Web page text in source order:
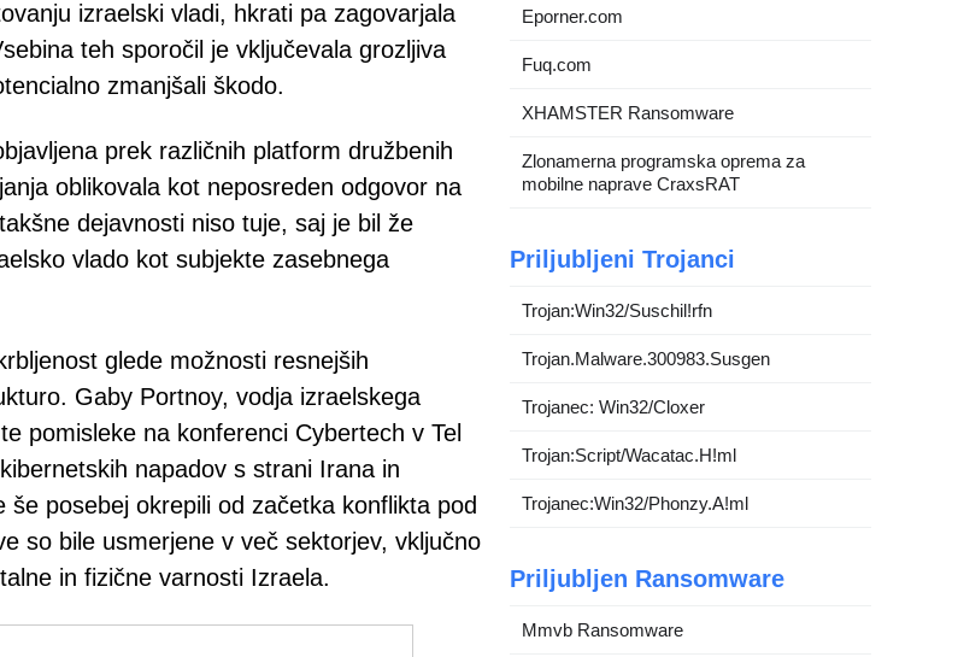
izraelski vladi, hkrati pa zagovarjala
teh sporočil je vključevala grozljiva
zmanjšali škodo.
prek različnih platform družbenih
oblikovala kot neposreden odgovor na
dejavnosti niso tuje, saj je bil že
vlado kot subjekte zasebnega
glede možnosti resnejših
Gaby Portnoy, vodja izraelskega
pomisleke na konferenci Cybertech v Tel
napadov s strani Irana in
posebej okrepili od začetka konflikta pod
so bile usmerjene v več sektorjev, vključno
in fizične varnosti Izraela.
Eporner.com
Fuq.com
XHAMSTER Ransomware
Zlonamerna programska oprema za
mobilne naprave CraxsRAT
Priljubljeni Trojanci
Trojan:Win32/Suschil!rfn
Trojan.Malware.300983.Susgen
Trojanec: Win32/Cloxer
Trojan:Script/Wacatac.H!ml
Trojanec:Win32/Phonzy.A!ml
Priljubljen Ransomware
Mmvb Ransomware